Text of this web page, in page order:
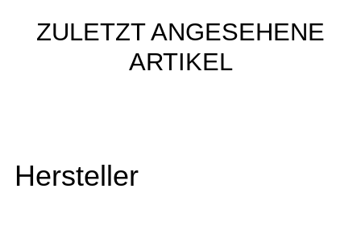
ZULETZT ANGESEHENE
ARTIKEL
Hersteller